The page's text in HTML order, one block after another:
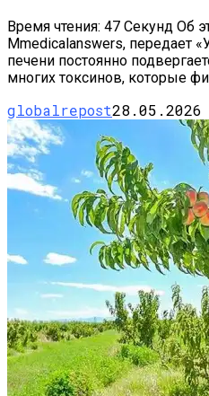
Время чтения: 47 Секунд Об
Мmedicalanswers, передает
печени постоянно
многих токсинов, которые
globalrepost28.05.2026